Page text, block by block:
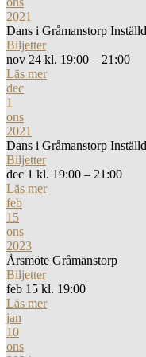
2021
Dans i Gråmanstorp Inställd
Biljetter
nov 24 kl. 19:00 – 21:00
Läs mer
dec
1
ons
2021
Dans i Gråmanstorp Inställd
Biljetter
dec 1 kl. 19:00 – 21:00
Läs mer
feb
15
ons
2023
Årsmöte Gråmanstorp
Biljetter
feb 15 kl. 19:00
Läs mer
jan
10
ons